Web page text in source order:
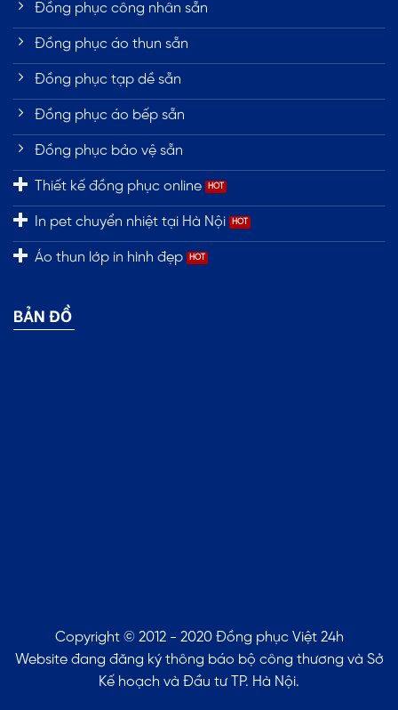
Đồng phục công nhân sẵn
Đồng phục áo thun sẵn
Đồng phục tạp dề sẵn
Đồng phục áo bếp sẵn
Đồng phục bảo vệ sẵn
Thiết kế đồng phục online
In pet chuyển nhiệt tại Hà Nội
Áo thun lớp in hình đẹp
BẢN ĐỒ
Copyright © 2012 - 2020 Đồng phục Việt 24h
Website đang đăng ký thông báo bộ công thương và Sở
Kế hoạch và Đầu tư TP. Hà Nội.